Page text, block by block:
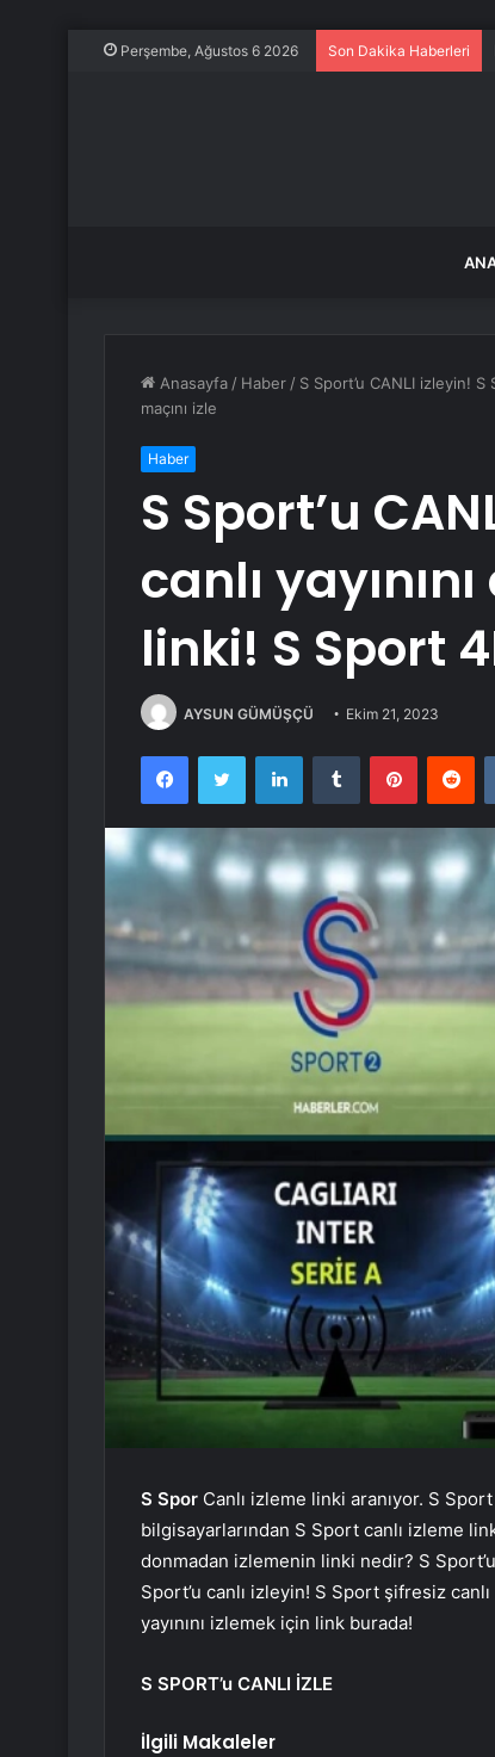
Perşembe, Ağustos 6 2026 Son Dakika Haberleri
Anasayfa / Haber / S Sport’u CANLI izleyin! S
maçını izle
Haber
S Sport’u
canlı
linki! S Sport
AYSUN GÜMÜŞÇÜ Ekim 21, 2023
FacebookTwitter LinkedInTumblr Pinterest
S Spor Canlı izleme linki aranıyor. S
bilgisayarlarından S Sport canlı izleme
donmadan izlemenin linki nedir? S
Sport’u canlı izleyin! S Sport şifresiz
yayınını izlemek için link burada!
S SPORT’u CANLI İZLE
İlgili Makaleler